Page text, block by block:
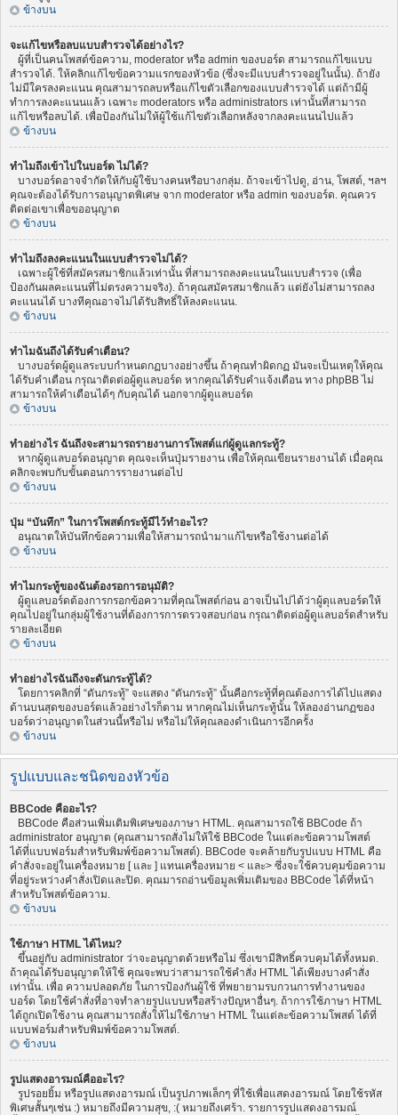
ข้างบน
จะแก้ไขหรือลบแบบสำรวจได้อย่างไร?
ผู้ที่เป็นคนโพสต์ข้อความ, moderator หรือ admin ของบอร์ด สามารถแก้ไขแบบ
สำรวจได้. ให้คลิกแก้ไขข้อความแรกของหัวข้อ (ซึ่งจะมีแบบสำรวจอยู่ในนั้น). ถ้ายัง
ไม่มีใครลงคะแนน คุณสามารถลบหรือแก้ไขตัวเลือกของแบบสำรวจได้ แต่ถ้ามีผู้
ทำการลงคะแนนแล้ว เฉพาะ moderators หรือ administrators เท่านั้นที่สามารถ
แก้ไขหรือลบได้. เพื่อป้องกันไม่ให้ผู้ใช้แก้ไขตัวเลือกหลังจากลงคะแนนไปแล้ว
ข้างบน
ทำไมถึงเข้าไปในบอร์ด ไม่ได้?
บางบอร์ดอาจจำกัดให้กับผู้ใช้บางคนหรือบางกลุ่ม. ถ้าจะเข้าไปดู, อ่าน, โพสต์, ฯลฯ
คุณจะต้องได้รับการอนุญาตพิเศษ จาก moderator หรือ admin ของบอร์ด. คุณควร
ติดต่อเขาเพื่อขออนุญาต
ข้างบน
ทำไมถึงลงคะแนนในแบบสำรวจไม่ได้?
เฉพาะผู้ใช้ที่สมัครสมาชิกแล้วเท่านั้น ที่สามารถลงคะแนนในแบบสำรวจ (เพื่อ
ป้องกันผลคะแนนที่ไม่ตรงความจริง). ถ้าคุณสมัครสมาชิกแล้ว แต่ยังไม่สามารถลง
คะแนนได้ บางทีคุณอาจไม่ได้รับสิทธิ์ให้ลงคะแนน.
ข้างบน
ทำไมฉันถึงได้รับคำเตือน?
บางบอร์ดผู้ดูแลระบบกำหนดกฏบางอย่างขึ้น ถ้าคุณทำผิดกฏ มันจะเป็นเหตุให้คุณ
ได้รับคำเตือน กรุณาติดต่อผู้ดูแลบอร์ด หากคุณได้รับคำแจ้งเตือน ทาง phpBB ไม่
สามารถให้คำเตือนได้ๆ กับคุณได้ นอกจากผู้ดูแลบอร์ด
ข้างบน
ทำอย่างไร ฉันถึงจะสามารถรายงานการโพสต์แก่ผู้ดูแลกระทู้?
หากผู้ดูแลบอร์ดอนุญาต คุณจะเห็นปุ่มรายงาน เพื่อให้คุณเขียนรายงานได้ เมื่อคุณ
คลิกจะพบกับขั้นตอนการรายงานต่อไป
ข้างบน
ปุ่ม “บันทึก” ในการโพสต์กระทู้มีไว้ทำอะไร?
อนุณาตให้บันทึกข้อความเพื่อให้สามารถนำมาแก้ไขหรือใช้งานต่อได้
ข้างบน
ทำไมกระทู้ของฉันต้องรอการอนุมัติ?
ผู้ดูแลบอร์ดต้องการกรอกข้อความที่คุณโพสต์ก่อน อาจเป็นไปได้ว่าผู้ดุแลบอร์ดให้
คุณไปอยู่ในกลุ่มผู้ใช้งานที่ต้องการการตรวจสอบก่อน กรุณาติดต่อผู้ดูแลบอร์ดสำหรับ
รายละเอียด
ข้างบน
ทำอย่างไรฉันถึงจะดันกระทู้ได้?
โดยการคลิกที่ “ดันกระทู้” จะแสดง “ดันกระทู้” นั้นคือกระทู้ที่คุณต้องการได้ไปแสดง
ด้านบนสุดของบอร์ดแล้วอย่างไรก็ตาม หากคุณไม่เห็นกระทู้นั้น ให้ลองอ่านกฏของ
บอร์ดว่าอนุญาตในส่วนนี้หรือไม่ หรือไม่ให้คุณลองดำเนินการอีกครั้ง
ข้างบน
รูปแบบและชนิดของหัวข้อ
BBCode คืออะไร?
BBCode คือส่วนเพิ่มเติมพิเศษของภาษา HTML. คุณสามารถใช้ BBCode ถ้า
administrator อนุญาต (คุณสามารถสั่งไม่ให้ใช้ BBCode ในแต่ละข้อความโพสต์
ได้ที่แบบฟอร์มสำหรับพิมพ์ข้อความโพสต์). BBCode จะคล้ายกับรูปแบบ HTML คือ
คำสั่งจะอยู่ในเครื่องหมาย [ และ ] แทนเครื่องหมาย < และ> ซึ่งจะใช้ควบคุมข้อความ
ที่อยู่ระหว่างคำสั่งเปิดและปิด. คุณมารถอ่านข้อมูลเพิ่มเติมของ BBCode ได้ที่หน้า
สำหรับโพสต์ข้อความ.
ข้างบน
ใช้ภาษา HTML ได้ไหม?
ขึ้นอยู่กับ administrator ว่าจะอนุญาตด้วยหรือไม่ ซึ่งเขามีสิทธิ์ควบคุมได้ทั้งหมด.
ถ้าคุณได้รับอนุญาตให้ใช้ คุณจะพบว่าสามารถใช้คำสั่ง HTML ได้เพียงบางคำสั่ง
เท่านั้น. เพื่อ ความปลอดภัย ในการป้องกันผู้ใช้ ที่พยายามรบกวนการทำงานของ
บอร์ด โดยใช้คำสั่งที่อาจทำลายรูปแบบหรือสร้างปัญหาอื่นๆ. ถ้าการใช้ภาษา HTML
ได้ถูกเปิดใช้งาน คุณสามารถสั่งให้ไม่ใช้ภาษา HTML ในแต่ละข้อความโพสต์ ได้ที่
แบบฟอร์มสำหรับพิมพ์ข้อความโพสต์.
ข้างบน
รูปแสดงอารมณ์คืออะไร?
รูปรอยยิ้ม หรือรูปแสดงอารมณ์ เป็นรูปภาพเล็กๆ ที่ใช้เพื่อแสดงอารมณ์ โดยใช้รหัส
พิเศษสั้นๆเช่น :) หมายถึงมีความสุข, :( หมายถึงเศร้า. รายการรูปแสดงอารมณ์